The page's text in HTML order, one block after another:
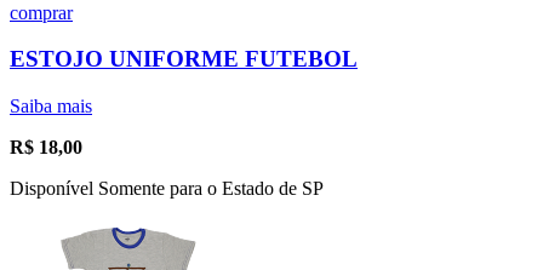
comprar
ESTOJO UNIFORME FUTEBOL
Saiba mais
R$ 18,00
Disponível Somente para o Estado de SP